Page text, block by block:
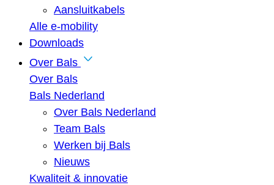
Aansluitkabels
Alle e-mobility
Downloads
Over Bals
Over Bals
Bals Nederland
Over Bals Nederland
Team Bals
Werken bij Bals
Nieuws
Kwaliteit & innovatie